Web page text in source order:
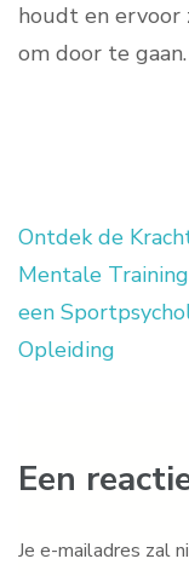
houdt en
om door te gaan.
Ontdek de
Mentale
een
Opleiding
Een
Je e-mailadres zal